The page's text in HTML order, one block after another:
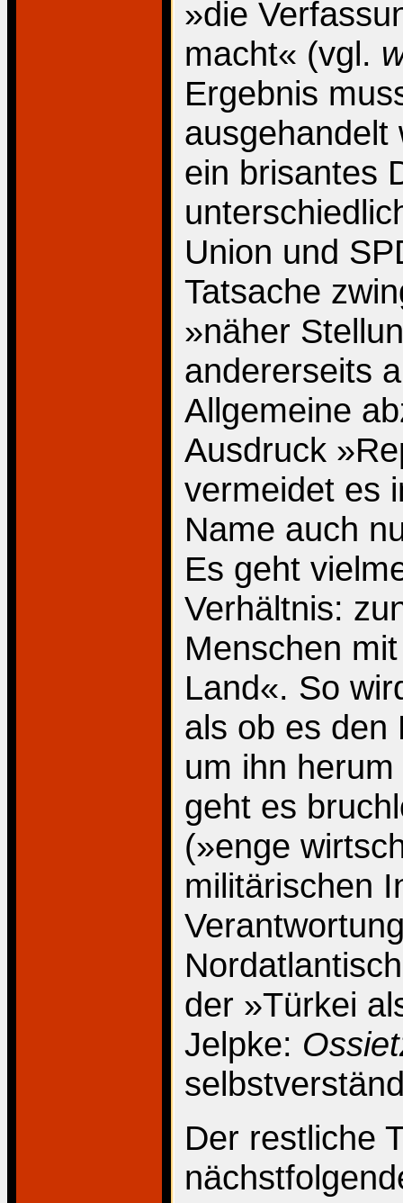
»die
macht« (vgl.
Ergebnis
ausgehandelt
ein brisantes
Union und
Tatsache
»näher
andererseits
Allgemeine
Ausdruck
vermeidet es
Name auch
Es geht
Verhältnis:
Menschen
Land«. So
als ob es den
um ihn
geht es
(»enge
militärischen
der »Türkei
Jelpke:
Der restliche